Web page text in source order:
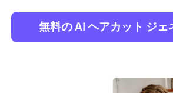
無料の AI ヘアカット ジェ